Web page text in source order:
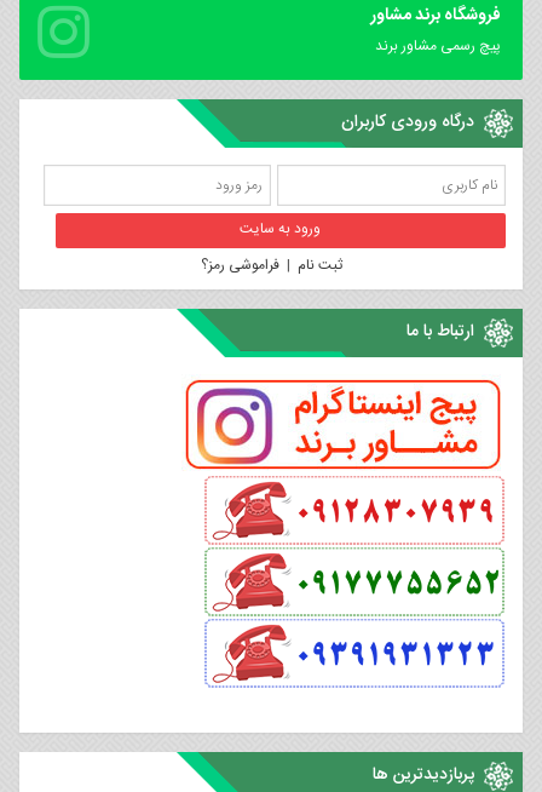
فروشگاه برند مشاور
پیچ رسمی مشاور برند
درگاه ورودی کاربران
ثبت نام |فراموشی رمز؟
ارتباط با ما
پربازدیدترین ها